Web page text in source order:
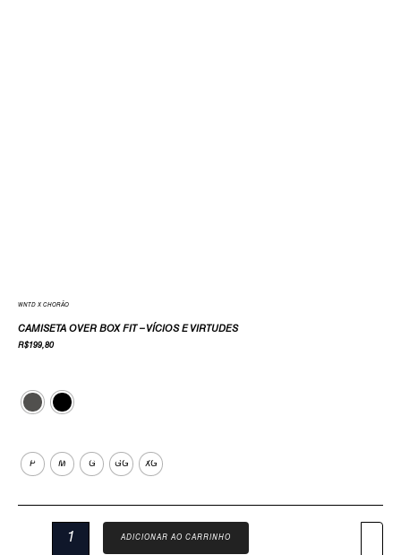
WNTD X CHORÃO
CAMISETA OVER BOX FIT – VÍCIOS E VIRTUDES
R$199,80
P M G GG XG
ADICIONAR AO CARRINHO